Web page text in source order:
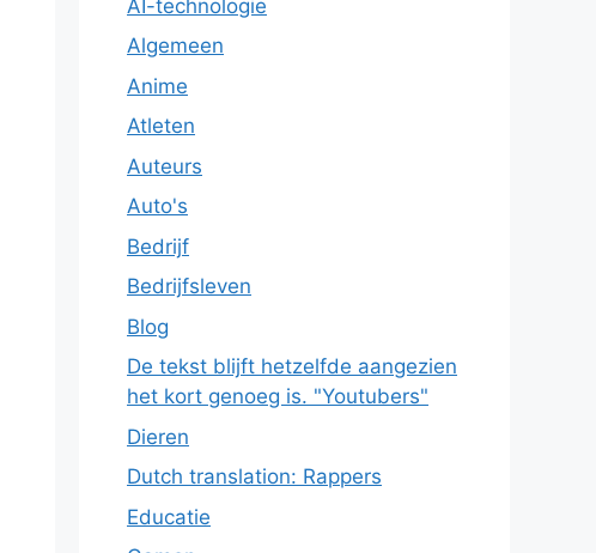
AI-technologie
Algemeen
Anime
Atleten
Auteurs
Auto's
Bedrijf
Bedrijfsleven
Blog
De tekst blijft hetzelfde aangezien
het kort genoeg is. "Youtubers"
Dieren
Dutch translation: Rappers
Educatie